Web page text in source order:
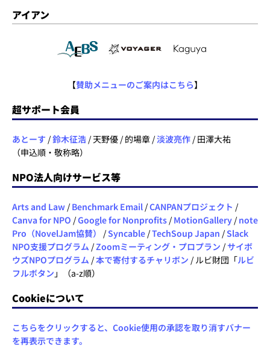
アイアン
【賛助メニューのご案内はこちら】
超サポート会員
あとーす /鈴木征浩 / 天野優 / 的場章 /淡波亮作 / 田澤大祐
（申込順・敬称略）
NPO法人向けサービス等
Arts and Law / Benchmark Email /CANPANプロジェクト /
Canva for NPO /Google for Nonprofits / MotionGallery / note
Pro（NovelJam協賛）
/Syncable /TechSoup Japan /Slack
NPO支援プログラム /Zoomミーティング・プロプラン /サイボ
ウズNPOプログラム /本で寄付するチャリボン / ルビ財団「ルビ
フルボタン 」（a-z順）
Cookieについて
こちらをクリックすると、Cookie使用の承認を取り消すバナー
を再表示できます。